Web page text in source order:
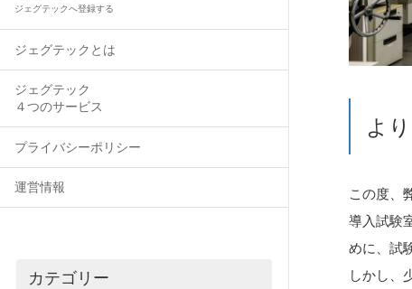
ジェグテックへ登録する
ジェグテックとは
ジェグテック
４つのサービス
プライバシーポリシー
運営情報
カテゴリー
よ
この度、
導入試験
めに、試
しかし、